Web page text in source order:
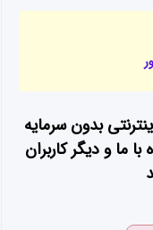
بدون سرمایه
ما و دیگر کاربران